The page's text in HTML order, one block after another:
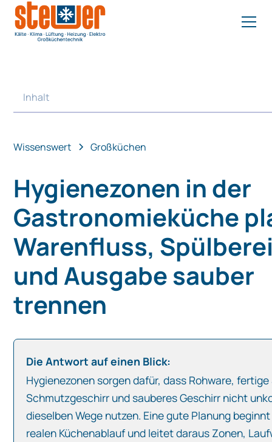
Inhalt
Wissenswert
Großküchen
Hygienezonen in der
Gastronomieküche
Warenfluss,
und Ausgabe sauber
trennen
Die Antwort auf einen Blick:
Hygienezonen sorgen dafür, dass Rohware,
Schmutzgeschirr und sauberes Geschirr nicht
dieselben Wege nutzen. Eine gute Planung
realen Küchenablauf und leitet daraus Zonen,